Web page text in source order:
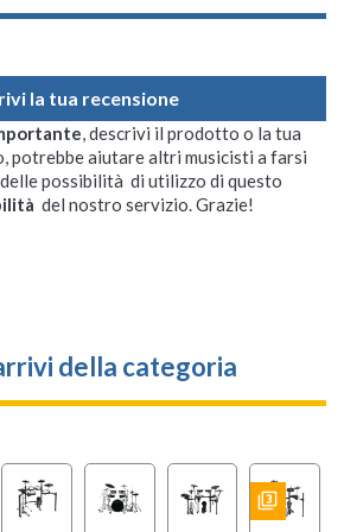
la tua recensione
, descrivi il prodotto o la tua
potrebbe aiutare altri musicisti a farsi
delle possibilità di utilizzo di questo
del nostro servizio. Grazie!
della categoria
BUNDLES filter_3